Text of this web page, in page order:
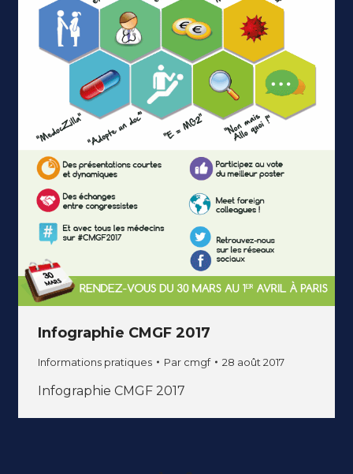
Infographie CMGF 2017
Informations pratiques Par cmgf 28 août 2017
Infographie CMGF 2017